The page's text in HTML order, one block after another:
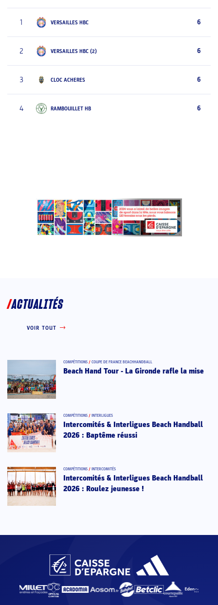
1 VERSAILLES HBC 6
2 VERSAILLES HBC (2) 6
3 CLOC ACHERES 6
4 RAMBOUILLET HB 6
ACTUALITÉS
VOIR TOUT
COMPÉTITIONS / COUPE DE FRANCE BEACHHANDBALL
Beach Hand Tour - La Gironde rafle la mise
COMPÉTITIONS / INTERLIGUES
Intercomités & Interligues Beach Handball
2026 : Baptême réussi
COMPÉTITIONS / INTERCOMITÉS
Intercomités & Interligues Beach Handball
2026 : Roulez jeunesse !